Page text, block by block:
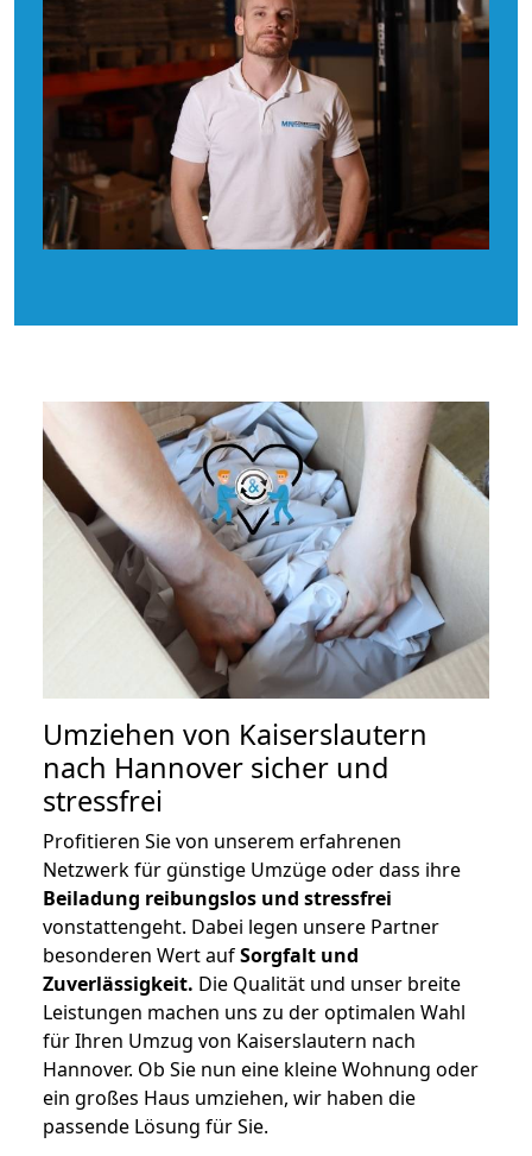
Umziehen von Kaiserslautern
nach Hannover sicher und
stressfrei
Profitieren Sie von unserem erfahrenen
Netzwerk für günstige Umzüge oder dass ihre
Beiladung reibungslos und stressfrei
vonstattengeht. Dabei legen unsere Partner
besonderen Wert aufSorgfalt und
Zuverlässigkeit. Die Qualität und unser breite
Leistungen machen uns zu der optimalen Wahl
für Ihren Umzug von Kaiserslautern nach
Hannover. Ob Sie nun eine kleine Wohnung oder
ein großes Haus umziehen, wir haben die
passende Lösung für Sie.